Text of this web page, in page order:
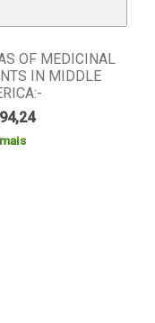
OF MEDICINAL
IN MIDDLE